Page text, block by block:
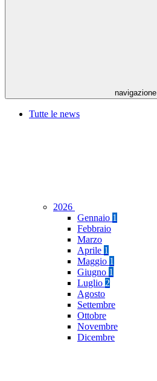
navigazione
Tutte le news
2026
Gennaio 1
Febbraio
Marzo
Aprile 1
Maggio 1
Giugno 1
Luglio 2
Agosto
Settembre
Ottobre
Novembre
Dicembre